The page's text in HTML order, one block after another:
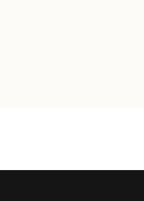
限定して利用致します。 個人情報を
に開示または提供致しません。 個人